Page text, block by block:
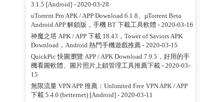
3.1.5 [Android]- 2020-03-28
uTorrent Pro APK / APP Download 6.1.8、µTorrent Beta
Android APP 解鎖版，手機 BT 下載工具軟體 - 2020-03-16
神魔之塔 APK / APP 下載 18.43，Tower of Saviors APK
Download，Android 熱門手機遊戲推薦- 2020-03-15
QuickPic 快圖瀏覽 APP / APK Download 7.9.5，好用的手
機看圖軟體、圖片照片上鎖管理工具推薦下載- 2020-03-
15
無限流量 VPN APP 推薦：Unlimited Free VPN APK / APP
下載 5.4.0 (betternet) [Android]- 2020-03-11